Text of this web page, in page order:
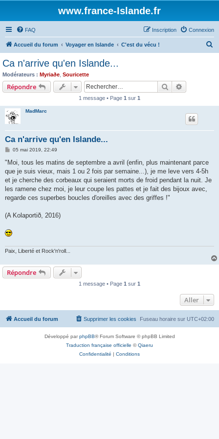
www.france-Islande.fr
FAQ Connexion
Inscription
Accueil du forum Voyager en Islande C'est du vécu !
Ca n'arrive qu'en Islande...
Modérateurs : Myriaðe Souricette
Répondre Rechercher
1 message • Page 1 sur 1
MadMarc
Ca n'arrive qu'en Islande...
M
s
a
g
e
05 mai 2019, 22:49
"Moi, tous les matins de septembre a avril (enfin, plus maintenant parce
que je suis vieux, mais 1 ou 2 fois par semaine...), je me leve vers 4-5h
et je cherche des corbeaux qui seraient morts de froid pendant la nuit. Je
les ramene chez moi, je leur coupe les pattes et je fait des bijoux avec,
regarde ces superbes boucles d'oreilles avec des griffes !"
(A Kolaportið, 2016)
Paix, Liberté et Rock'n'roll...
Répondre
1 message • Page 1 sur 1
Aller
Accueil du forum Fuseau horaire sur UTC+02:00
Supprimer les cookies
Développé parphpBB® Forum Software © phpBB Limited
Traduction française officielle ©Qiaeru
Confidentialité | Conditions